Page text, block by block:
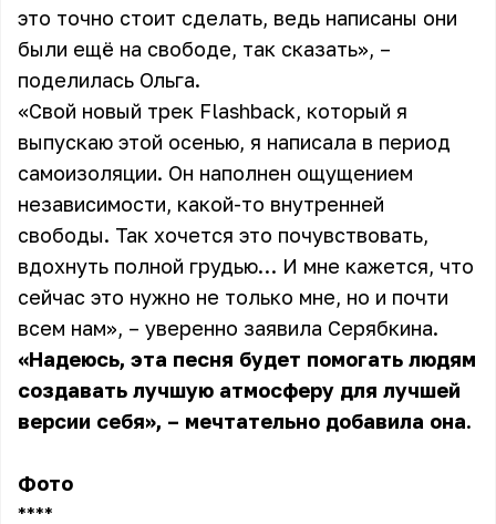
это точно стоит сделать, ведь написаны они
были ещё на свободе, так сказать», –
поделилась Ольга.
«Свой новый трек Flashback, который я
выпускаю этой осенью, я написала в период
самоизоляции. Он наполнен ощущением
независимости, какой-то внутренней
свободы. Так хочется это почувствовать,
вдохнуть полной грудью… И мне кажется, что
сейчас это нужно не только мне, но и почти
всем нам», – уверенно заявила Серябкина.
«Надеюсь, эта песня будет помогать людям
создавать лучшую атмосферу для лучшей
версии себя», – мечтательно добавила она.
Фото
** **